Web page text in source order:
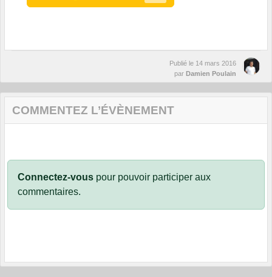
Publié le 14 mars 2016
par Damien Poulain
COMMENTEZ L’ÉVÈNEMENT
Connectez-vous pour pouvoir participer aux
commentaires.